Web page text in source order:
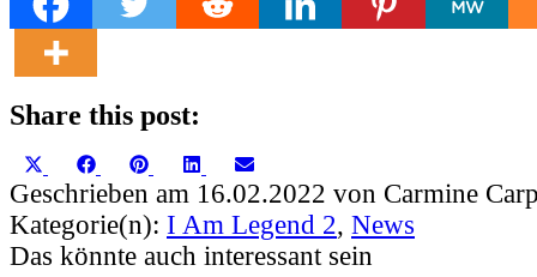
Share this post:
Share
on
(Twitter)
Share
on
FacebookShare
on
Pinterest Share
on
LinkedInShare
on
Geschrieben am 16.02.2022 von Carmine
Kategorie(n): I Am Legend 2, News
Das könnte auch interessant sein